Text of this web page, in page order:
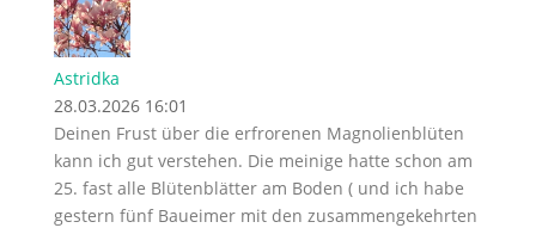
Astridka
28.03.2026 16:01
Deinen Frust über die erfrorenen Magnolienblüten
kann ich gut verstehen. Die meinige hatte schon am
25. fast alle Blütenblätter am Boden ( und ich habe
gestern fünf Baueimer mit den zusammengekehrten